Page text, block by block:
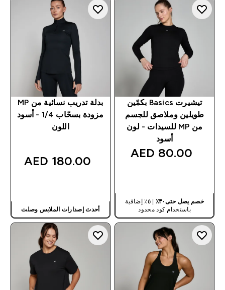
تيشيرت Basics بكمّين
طويلين وملاصق للجسم
من MP للسيدات - لون
أسود
80.00 AED‎
خصم يصل حتى٣٠٪
| ٥٪ إضافية
باستخدام كود محدود
بدلة تدريب نسائية من MP
مزودة بسحّاب 1/4 - أسود
اللون
180.00 AED‎
أحدث إصدارات الملابس وصلت